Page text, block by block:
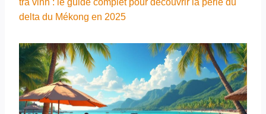
delta du Mékong en 2025